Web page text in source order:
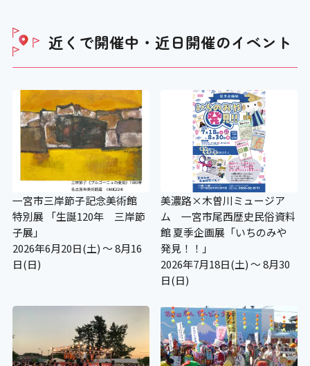
近くで開催中・近日開催のイベント
一宮市三岸節子記念美術館
特別展 「生誕120年 三岸節
子展」
2026年6月20日(土) ～ 8月16
日(日)
美濃路×木曽川ミュージア
ム 一宮市尾西歴史民俗資料
館 夏季企画展「いちのみや
発見！！」
2026年7月18日(土) ～ 8月30
日(日)